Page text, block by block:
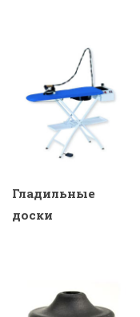
Гладильные
доски